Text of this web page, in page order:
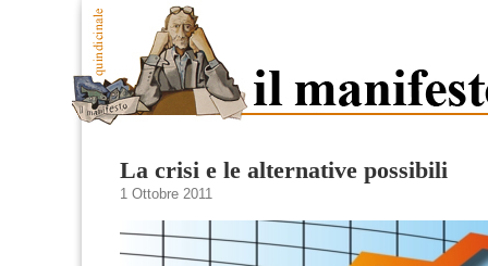
La crisi e le alternative possibili
1 Ottobre 2011